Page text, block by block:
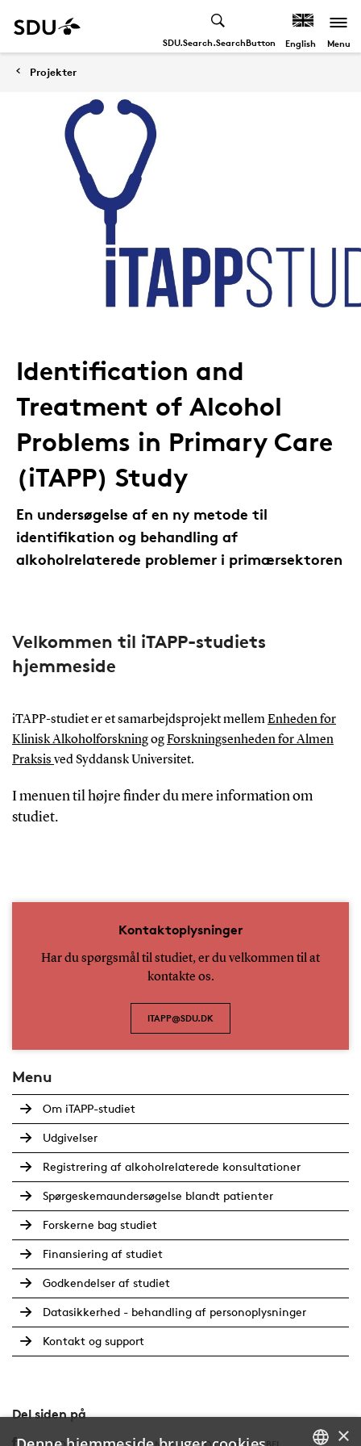
SDU.Search.SearchButton English Menu
Projekter
Identification and
Treatment of Alcohol
Problems in Primary Care
(iTAPP) Study
En undersøgelse af en ny metode til
identifikation og behandling af
alkoholrelaterede problemer i primærsektoren
Velkommen til iTAPP-studiets
hjemmeside
iTAPP-studiet er et samarbejdsprojekt mellemEnheden for
Klinisk AlkoholforskningogForskningsenheden for Almen
Praksis ved Syddansk Universitet.
I menuen til højre finder du mere information om
studiet.
Kontaktoplysninger
Har du spørgsmål til studiet, er du velkommen til at
kontakte os.
ITAPP@SDU.DK
Menu
Om iTAPP-studiet
Udgivelser
Registrering af alkoholrelaterede konsultationer
Spørgeskemaundersøgelse blandt patienter
Forskerne bag studiet
Finansiering af studiet
Godkendelser af studiet
Datasikkerhed - behandling af personoplysninger
Kontakt og support
Del siden på
×